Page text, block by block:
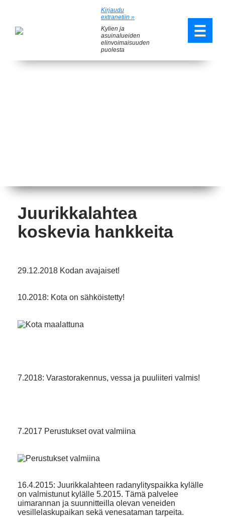
Kirjaudu
extranetiin »
Kylien ja
asuinalueiden
elinvoimaisuuden
puolesta
Juurikkalahtea
koskevia hankkeita
29.12.2018 Kodan avajaiset!
10.2018: Kota on sähköistetty!
7.2018: Varastorakennus, vessa ja puuliiteri valmis!
7.2017 Perustukset ovat valmiina
16.4.2015: Juurikkalahteen radanylityspaikka kylälle
on valmistunut kylälle 5.2015. Tämä palvelee
uimarannan ja suunnitteilla olevan veneiden
vesillelaskupaikan sekä venesataman tarpeita.